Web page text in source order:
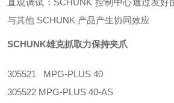
直观调试：SCHUNK 控制中心通过友好
与其他 SCHUNK 产品产生协同效应
SCHUNK雄克抓取力保持夹爪
305521 MPG-PLUS 40
305522 MPG-PLUS 40-AS